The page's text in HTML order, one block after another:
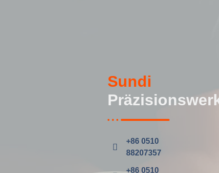
Sundi
+86 0510
88207357
+86 0510